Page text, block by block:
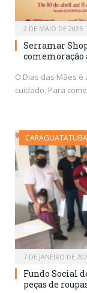
2 DE MAIO DE 2025
Serramar
comemoração
O Dias das Mães
cuidado. Para
CARAGUATATUBA
7 DE JANEIRO DE
Fundo Social
peças de